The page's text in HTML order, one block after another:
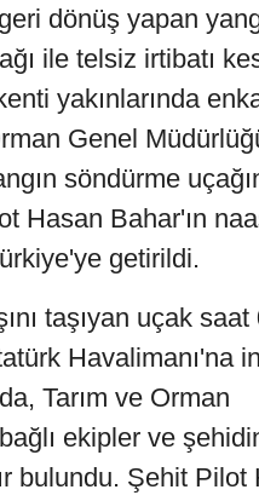
dönüş yapan
ile telsiz irtibatı
yakınlarında
Genel
söndürme
Hasan Bahar'ın
getirildi.
taşıyan uçak
Havalimanı'na
Tarım ve Orman
ekipler ve
bulundu. Şehit Pilot